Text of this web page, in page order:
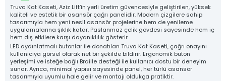
KURUMSAL
ÜRÜNLER
ÜRETİM
KALİTE
KATALOG
İLETİŞİM
Hız Regülatörü
Gergi Kasnakları
Halat Şişeleri
Döküm Ray Tırnakları
Sac Tırnaklar
Truva Kat Kaseti, Aziz Lift’in yerli üretim güvencesiyle geliştirilen, yüksek
kaliteli ve estetik bir asansör çağrı panelidir. Modern çizgilere sahip
tasarımıyla hem yeni nesil asansör projelerine hem de yenileme
uygulamalarına şıklık katar. Paslanmaz çelik gövdesi sayesinde hem iç
hem dış etkilere karşı dayanıklılık gösterir.
LED aydınlatmalı butonlar ile donatılan Truva Kat Kaseti, çağrı onayını
kullanıcıya görsel olarak net bir şekilde bildirir. Ergonomik buton
yerleşimi ve isteğe bağlı Braille desteği ile kullanıcı dostu bir deneyim
sunar. Ayrıca, minimal yapısı sayesinde panel, her türlü asansör
tasarımıyla uyumlu hale gelir ve montajı oldukça pratiktir.